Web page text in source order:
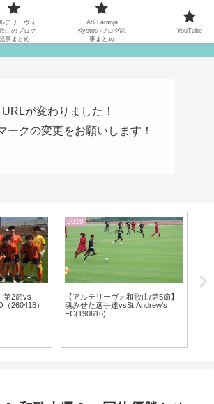
関西サッカーリーグ応援日記
URLが変わりました！
ークの変更をお願いします！
第2節vs
260418）
2019
【アルテリーヴォ和歌山/第5節】
魂みせた選手達vsSt.Andrew’s
FC(190616)
テリーヴォ
山のブログ
事まとめ
AS.Laranja
Kyotoのブログ記
事まとめ
YouTube